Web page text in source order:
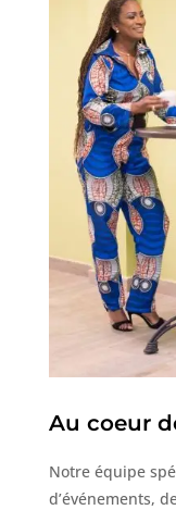
Au coeur
Notre équipe
d’événements,